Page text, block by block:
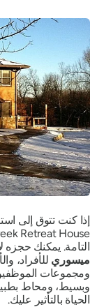
التامة. يمكنك حجزه
ميسوريللأفراد،
ومجموعات
وبسيط، ومحاط
الحياة بالتأثير عليك.